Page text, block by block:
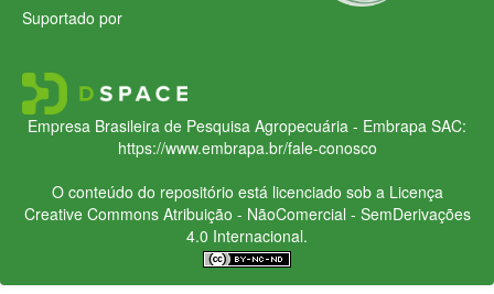
Suportado por
Empresa Brasileira de Pesquisa Agropecuária - Embrapa SAC:
https://www.embrapa.br/fale-conosco
O conteúdo do repositório está licenciado sob a Licença
Creative CommonsAtribuição - NãoComercial - SemDerivações
4.0 Internacional.